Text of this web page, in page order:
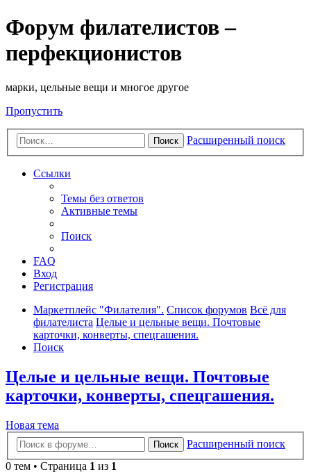
Форум филателистов –
перфекционистов
марки, цельные вещи и многое другое
Пропустить
Поиск Расширенный поиск
Ссылки
Темы без ответов
Активные темы
Поиск
FAQ
Вход
Регистрация
Маркетплейс "Филателия". Список форумов Всё для
филателиста Целые и цельные вещи. Почтовые
карточки, конверты, спецгашения.
Поиск
Целые и цельные вещи. Почтовые
карточки, конверты, спецгашения.
Новая тема
Поиск
Расширенный поиск
0 тем • Страница 1 из 1